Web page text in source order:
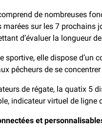
de nombreuses
sur les 7 prochains
d’évaluer la longueur
sportive, elle dispose d’un
pêcheurs de se
de régate, la quatix 5
indicateur virtuel de ligne
et